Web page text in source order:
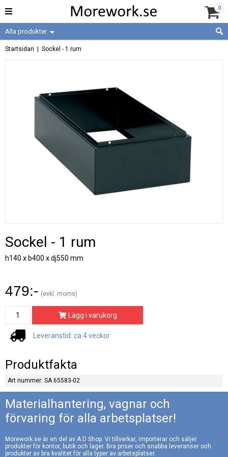
0
Alla produkter
Startsidan | Sockel - 1 rum
Sockel - 1 rum
h140 x b400 x dj550 mm
479:- (exkl. moms)
Lägg i varukorg
Leveranstid: ca 4 veckor
Produktfakta
Art nummer: SA 65583-02
Materialhantering, vagnar och
förvaring för alla arbetsplatser!
Morework.se är en del av A.D Shop. Vi tillverkar, importerar och säljer
produkter för kontor, butik och lager. Bra priser och snabba leveranser och
produkter av bra kvalitet för alla typer av arbetsplatser.